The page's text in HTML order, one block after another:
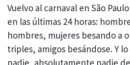
Vuelvo al carnaval en São
en las últimas 24 horas:
hombres, mujeres besando a
triples, amigos besándose. Y
nadie, absolutamente nadie